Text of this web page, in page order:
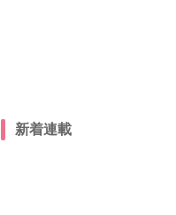
新着連載